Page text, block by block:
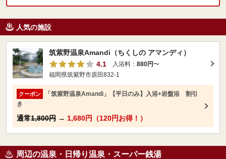
人気の施設
筑紫野温泉Amandi（ちくしの アマンディ）
4.1
入浴料： 880円〜
福岡県筑紫野市原田832-1
クーポン
「筑紫野温泉Amandi」【平日のみ】入浴+岩盤浴 割引
き
通常1,800円 → 1,680円（120円お得！）
周辺の温泉・日帰り温泉・スーパー銭湯